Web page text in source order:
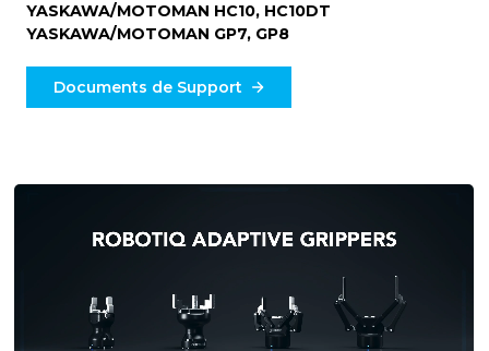
YASKAWA/MOTOMAN HC10, HC10DT
YASKAWA/MOTOMAN GP7, GP8
Documents de Support